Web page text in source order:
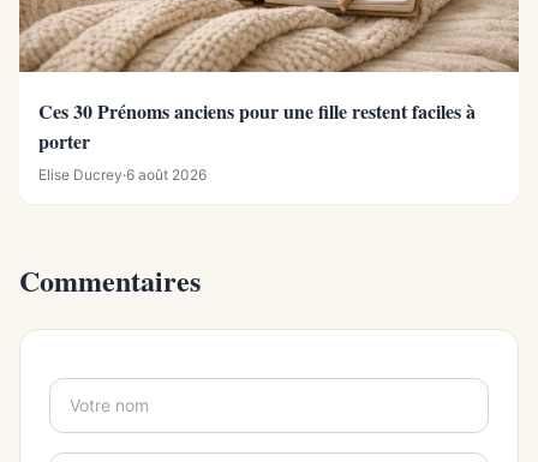
Ces 30 Prénoms anciens pour une fille restent faciles à
porter
Elise Ducrey·6 août 2026
Commentaires